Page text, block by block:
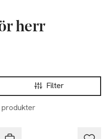
herr
Filter